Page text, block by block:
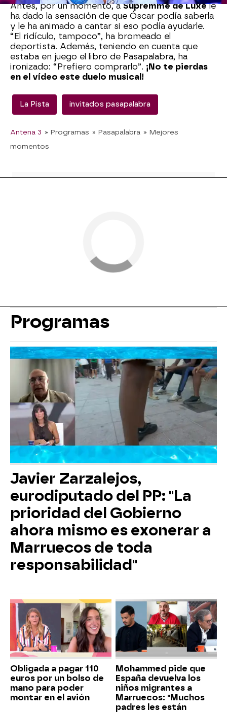
Antes, por un momento, aSupremme de Luxele
ha dado la sensación de que Óscar podía saberla
y le ha animado a cantar si eso podía ayudarle.
“El ridículo, tampoco”, ha bromeado el
deportista. Además, teniendo en cuenta que
estaba en juego el libro de Pasapalabra, ha
ironizado: “Prefiero comprarlo”. ¡No te pierdas
en el vídeo este duelo musical!
La Pista invitados pasapalabra
Antena 3 » Programas » Pasapalabra » Mejores
momentos
Programas
Javier Zarzalejos,
eurodiputado del PP: "La
prioridad del Gobierno
ahora mismo es exonerar a
Marruecos de toda
responsabilidad"
Obligada a pagar 110
euros por un bolso de
mano para poder
montar en el avión
Mohammed pide que
España devuelva los
niños migrantes a
Marruecos: "Muchos
padres les están